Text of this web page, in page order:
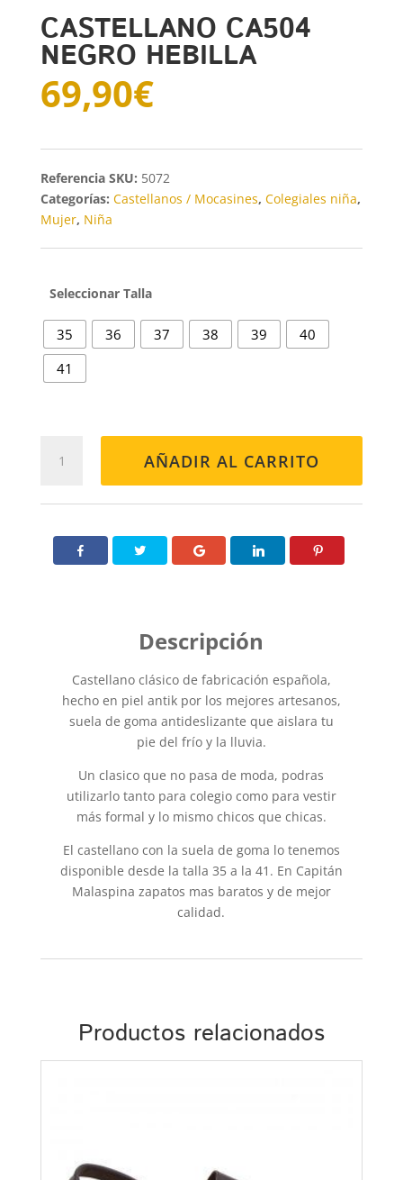
CASTELLANO CA504
NEGRO HEBILLA
69,90€
Talla
35 36 37 38 39
40
41
CA504
HEBILLA
AÑADIR AL CARRITO
SKU: 5072
Categorías: Castellanos / Mocasines, Colegiales niña,
Mujer, Niña
Castellano clásico de fabricación española,
hecho en piel antik por los mejores artesanos,
suela de goma antideslizante que aislara tu
pie del frío y la lluvia.
Un clasico que no pasa de moda, podras
utilizarlo tanto para colegio como para vestir
más formal y lo mismo chicos que chicas.
El castellano con la suela de goma lo tenemos
disponible desde la talla 35 a la 41. En Capitán
Malaspina zapatos mas baratos y de mejor
calidad.
Productos relacionados